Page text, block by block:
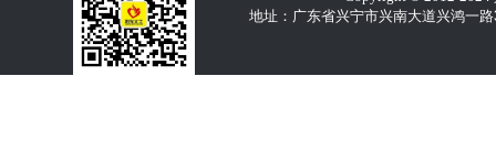
地址：广东省兴宁市兴南大道兴鸿一